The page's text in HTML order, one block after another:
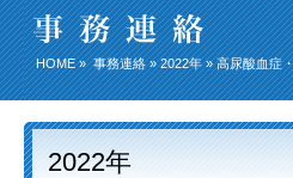
HOME»事務連絡»2022年» 高尿酸血症
2022年